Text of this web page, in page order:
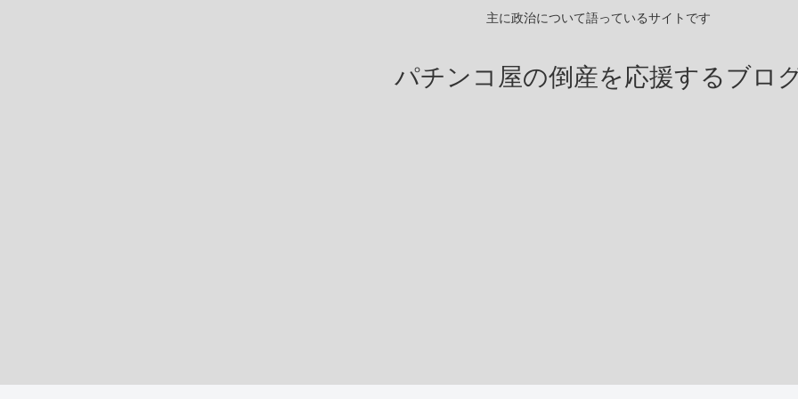
主に政治について語っているサイトです
パチンコ屋の倒産を応援するブロ